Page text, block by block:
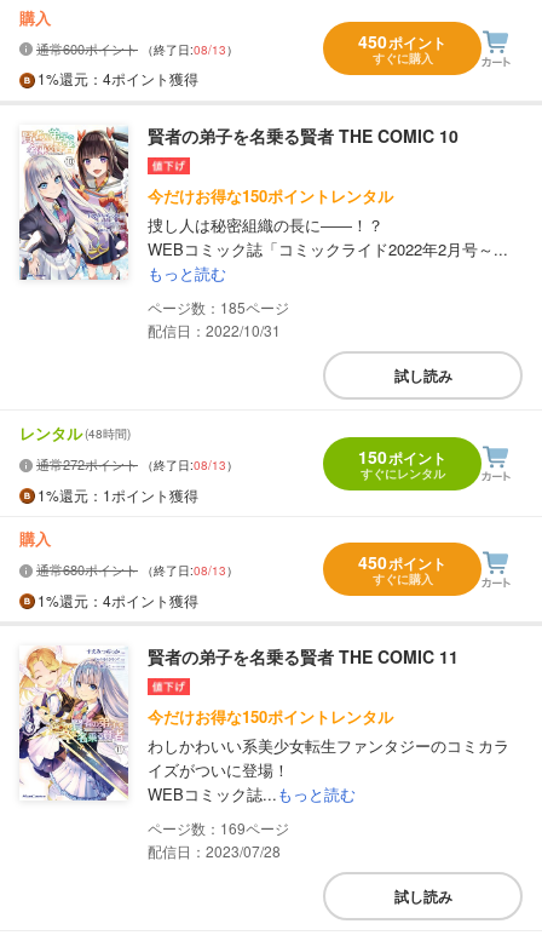
購入
通常600ポイント （終了日:08/13）
1%還元 ：4ポイント獲得
450ポイント
すぐに購入
賢者の弟子を名乗る賢者 THE COMIC 10
今だけお得な150ポイントレンタル
捜し人は秘密組織の長に――！？
WEBコミック誌「コミックライド2022年2月号～...
もっと読む
185
配信日：2022/10/31
試し読み
レンタル(48時間)
通常272ポイント （終了日:08/13）
1%還元 ：1ポイント獲得
150ポイント
すぐにレンタル
購入
通常680ポイント （終了日:08/13）
1%還元 ：4ポイント獲得
450ポイント
すぐに購入
賢者の弟子を名乗る賢者 THE COMIC 11
今だけお得な150ポイントレンタル
わしかわいい系美少女転生ファンタジーのコミカラ
イズがついに登場！
WEBコミック誌...もっと読む
169
配信日：2023/07/28
試し読み